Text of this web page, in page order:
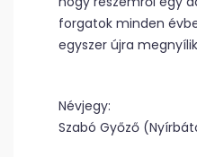
forgatok minden
egyszer újra
Névjegy:
Szabó Győző